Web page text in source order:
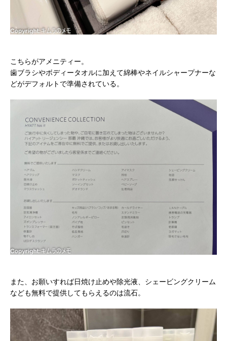
こちらがアメニティー。
歯ブラシやボディータオルに加えて綿棒やネイルシャープナーな
どがデフォルトで準備されている。
また、お願いすれば日焼け止めや除光液、シェービングクリーム
なども無料で提供してもらえるのは流石。